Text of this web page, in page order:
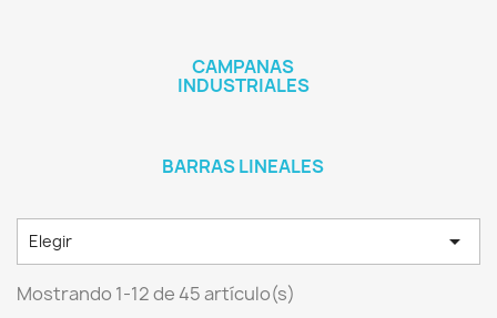
CAMPANAS
INDUSTRIALES
BARRAS LINEALES
Elegir 
Mostrando 1-12 de 45 artículo(s)